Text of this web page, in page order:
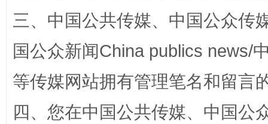
招工难、用工荒背后
三、中国公共传媒、中国公众传
国公众新闻China publics news/
等传媒网站拥有管理笔名和留言
四、您在中国公共传媒、中国公